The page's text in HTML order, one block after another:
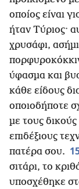
οποίος είναι
ήταν Τύριος·
χρυσάφι,
ύφασμα και
κάθε είδους
οποιοδήποτε
με τους δικούς
επιδέξιους
πατέρα σου.
σιτάρι, το
υποσχέθηκε